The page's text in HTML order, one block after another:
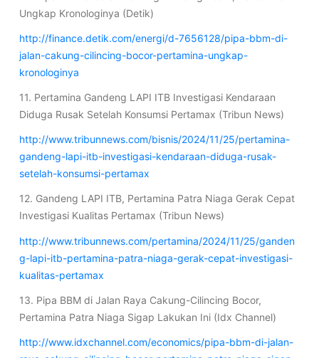
Ungkap Kronologinya (Detik)
http://finance.detik.com/energi/d-7656128/pipa-bbm-di-
jalan-cakung-cilincing-bocor-pertamina-ungkap-
kronologinya
11. Pertamina Gandeng LAPI ITB Investigasi Kendaraan
Diduga Rusak Setelah Konsumsi Pertamax (Tribun News)
http://www.tribunnews.com/bisnis/2024/11/25/pertamina-
gandeng-lapi-itb-investigasi-kendaraan-diduga-rusak-
setelah-konsumsi-pertamax
12. Gandeng LAPI ITB, Pertamina Patra Niaga Gerak Cepat
Investigasi Kualitas Pertamax (Tribun News)
http://www.tribunnews.com/pertamina/2024/11/25/ganden
g-lapi-itb-pertamina-patra-niaga-gerak-cepat-investigasi-
kualitas-pertamax
13. Pipa BBM di Jalan Raya Cakung-Cilincing Bocor,
Pertamina Patra Niaga Sigap Lakukan Ini (Idx Channel)
http://www.idxchannel.com/economics/pipa-bbm-di-jalan-